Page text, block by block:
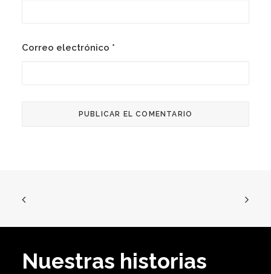
Correo electrónico *
Nuestras historias